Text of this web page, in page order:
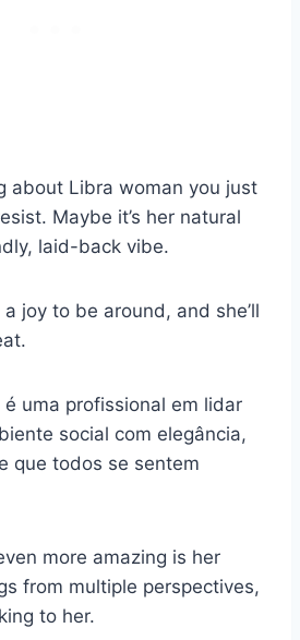
about Libra woman you just
Maybe it’s her natural
laid-back vibe.
joy to be around, and she’ll
uma profissional em lidar
social com elegância,
que todos se sentem
more amazing is her
from multiple perspectives,
to her.